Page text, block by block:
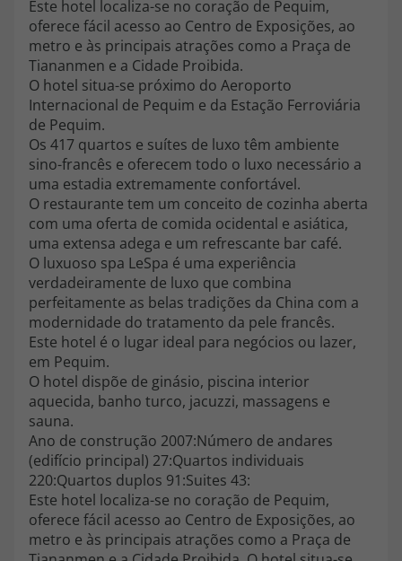
Custo de uma chamada para a rede fixa nacional.
A sua agência de viagens Top Atlântico tem a preocupação de estar
sempre mais perto de si, para maior comodidade e total facilidade
na marcação das suas viagens, tem ainda ao seu dispor o nosso call
center a funcionar todos os dias úteis das 10:00 às 20:00 e Sábado
das 10:00 às 14:00.
topatlantico@topatlantico.com
Este hotel localiza-se no coração de Pequim,
oferece fácil acesso ao Centro de Exposições, ao
metro e às principais atrações como a Praça de
Tiananmen e a Cidade Proibida.
O hotel situa-se próximo do Aeroporto
Internacional de Pequim e da Estação Ferroviária
de Pequim.
Os 417 quartos e suítes de luxo têm ambiente
sino-francês e oferecem todo o luxo necessário a
uma estadia extremamente confortável.
O restaurante tem um conceito de cozinha aberta
com uma oferta de comida ocidental e asiática,
uma extensa adega e um refrescante bar café.
O luxuoso spa LeSpa é uma experiência
verdadeiramente de luxo que combina
perfeitamente as belas tradições da China com a
modernidade do tratamento da pele francês.
Este hotel é o lugar ideal para negócios ou lazer,
em Pequim.
O hotel dispõe de ginásio, piscina interior
aquecida, banho turco, jacuzzi, massagens e
sauna.
Ano de construção 2007:Número de andares
(edifício principal) 27:Quartos individuais
220:Quartos duplos 91:Suites 43:
Este hotel localiza-se no coração de Pequim,
oferece fácil acesso ao Centro de Exposições, ao
metro e às principais atrações como a Praça de